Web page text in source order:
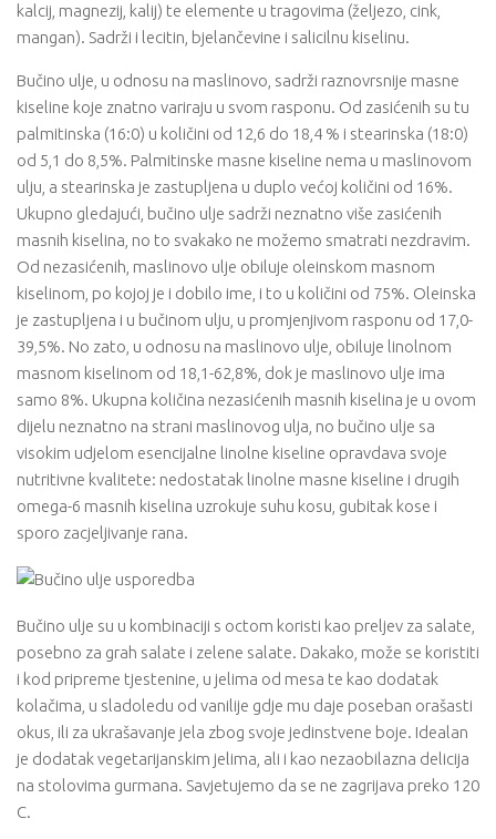
kalcij, magnezij, kalij) te elemente u tragovima (željezo, cink,
mangan). Sadrži i lecitin, bjelančevine i salicilnu kiselinu.
Bučino ulje, u odnosu na maslinovo, sadrži raznovrsnije masne
kiseline koje znatno variraju u svom rasponu. Od zasićenih su tu
palmitinska (16:0) u količini od 12,6 do 18,4 % i stearinska (18:0)
od 5,1 do 8,5%. Palmitinske masne kiseline nema u maslinovom
ulju, a stearinska je zastupljena u duplo većoj količini od 16%.
Ukupno gledajući, bučino ulje sadrži neznatno više zasićenih
masnih kiselina, no to svakako ne možemo smatrati nezdravim.
Od nezasićenih, maslinovo ulje obiluje oleinskom masnom
kiselinom, po kojoj je i dobilo ime, i to u količini od 75%. Oleinska
je zastupljena i u bučinom ulju, u promjenjivom rasponu od 17,0-
39,5%. No zato, u odnosu na maslinovo ulje, obiluje linolnom
masnom kiselinom od 18,1-62,8%, dok je maslinovo ulje ima
samo 8%. Ukupna količina nezasićenih masnih kiselina je u ovom
dijelu neznatno na strani maslinovog ulja, no bučino ulje sa
visokim udjelom esencijalne linolne kiseline opravdava svoje
nutritivne kvalitete: nedostatak linolne masne kiseline i drugih
omega-6 masnih kiselina uzrokuje suhu kosu, gubitak kose i
sporo zacjeljivanje rana.
Bučino ulje su u kombinaciji s octom koristi kao preljev za salate,
posebno za grah salate i zelene salate. Dakako, može se koristiti
i kod pripreme tjestenine, u jelima od mesa te kao dodatak
kolačima, u sladoledu od vanilije gdje mu daje poseban orašasti
okus, ili za ukrašavanje jela zbog svoje jedinstvene boje. Idealan
je dodatak vegetarijanskim jelima, ali i kao nezaobilazna delicija
na stolovima gurmana. Savjetujemo da se ne zagrijava preko 120
C.